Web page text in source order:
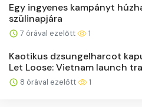
Egy ingyenes kampányt
szülinapjára
7 órával ezelőtt 1
Kaotikus dzsungelharcot
Let Loose: Vietnam launch
8 órával ezelőtt 1